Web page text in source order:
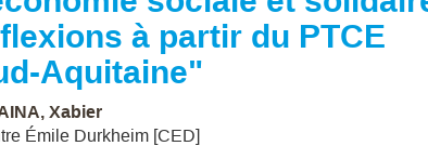
à partir du PTCE
Aquitaine"
Xabier
Émile Durkheim [CED]